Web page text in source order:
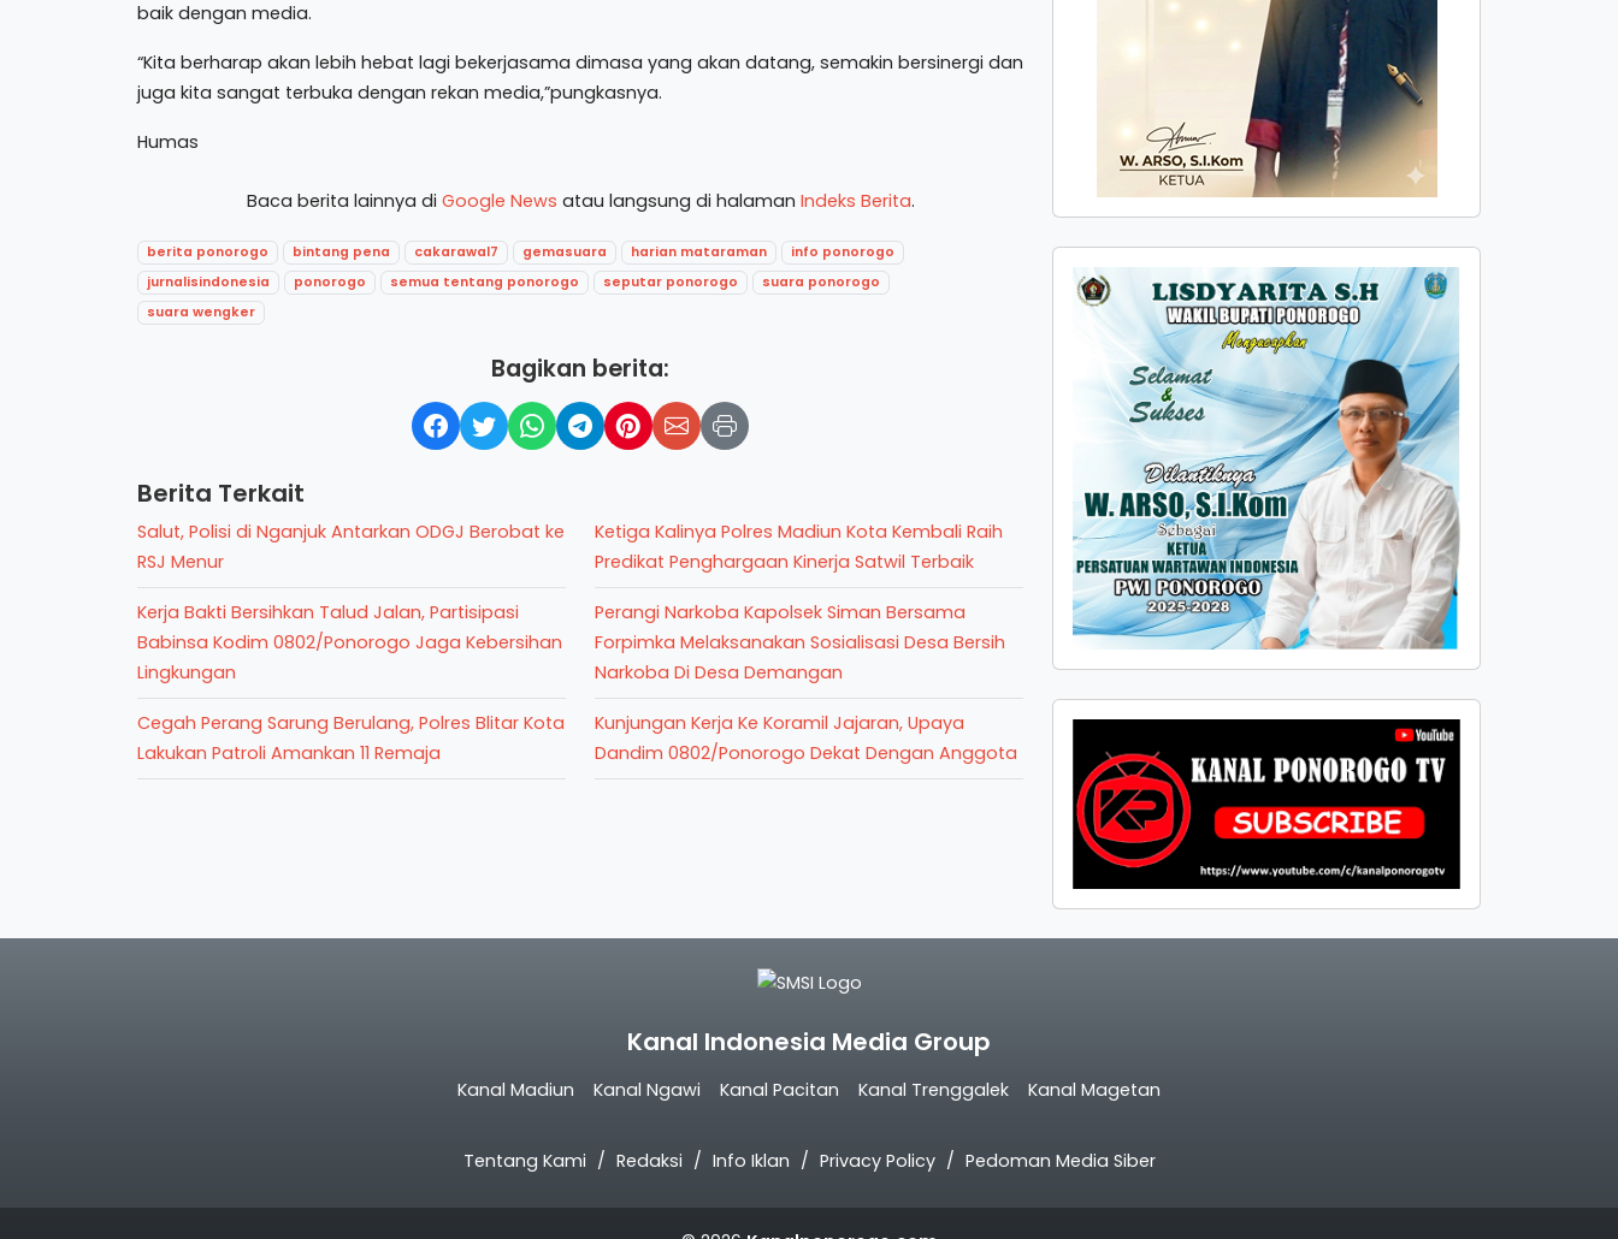
baik dengan media.
“Kita berharap akan lebih hebat lagi bekerjasama dimasa yang akan datang, semakin bersinergi dan
juga kita sangat terbuka dengan rekan media,”pungkasnya.
Humas
Baca berita lainnya di Google News atau langsung di halaman Indeks Berita.
berita ponorogo bintang pena cakarawal7 gemasuara harian mataraman
info ponorogo
jurnalisindonesia
ponorogo semua tentang ponorogo seputar ponorogo
suara ponorogo
suara wengker
Bagikan berita:
Berita Terkait
Salut, Polisi di Nganjuk Antarkan ODGJ Berobat ke
RSJ Menur
Kerja Bakti Bersihkan Talud Jalan, Partisipasi
Babinsa Kodim 0802/Ponorogo Jaga Kebersihan
Lingkungan
Cegah Perang Sarung Berulang, Polres Blitar Kota
Lakukan Patroli Amankan 11 Remaja
Ketiga Kalinya Polres Madiun Kota Kembali Raih
Predikat Penghargaan Kinerja Satwil Terbaik
Perangi Narkoba Kapolsek Siman Bersama
Forpimka Melaksanakan Sosialisasi Desa Bersih
Narkoba Di Desa Demangan
Kunjungan Kerja Ke Koramil Jajaran, Upaya
Dandim 0802/Ponorogo Dekat Dengan Anggota
Kanal Indonesia Media Group
Kanal Madiun Kanal Ngawi Kanal Pacitan Kanal Trenggalek Kanal Magetan
Tentang Kami Redaksi Info Iklan Privacy Policy Pedoman Media Siber